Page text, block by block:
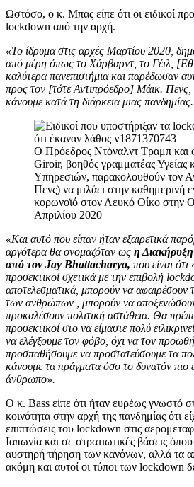
Ωστόσο, ο κ. Μπας είπε ότι οι ειδικοί
lockdown από την αρχή.
«Το ίδρυμα στις αρχές Μαρτίου 2020,
από μέρη όπως το Χάρβαρντ, το Γέιλ,
καλύτερα πανεπιστήμια και παρέδωσαν
προς τον [τότε Αντιπρόεδρο] Μάικ. Πενς,
κάνουμε κατά τη διάρκεια μιας πανδημίας.
Ο Πρόεδρος Ντόναλντ Τραμπ και
Giroir, βοηθός γραμματέας Υγείας
Υπηρεσιών, παρακολουθούν τον
Πενς) να μιλάει στην καθημερινή
κορωνοϊό στον Λευκό Οίκο στην
Απριλίου 2020
«Και αυτό που είπαν ήταν εξαιρετικά
αργότερα θα ονομαζόταν ως η
από τον Jay Bhattacharya, που είναι
προσεκτικοί σχετικά με την επιβολή
αποτελεσματικά, μπορούν να αφαιρέσουν
των ανθρώπων , μπορούν να
προκαλέσουν πολιτική αστάθεια. Θα
προσεκτικοί στο να είμαστε πολύ
να ελέγξουμε τον φόβο, όχι να τον
προσπαθήσουμε να προστατεύσουμε τα
κάνουμε τα πράγματα όσο το δυνατόν πιο
άνθρωπο».
Ο κ. Bass είπε ότι ήταν ευρέως γνωστό
κοινότητα στην αρχή της πανδημίας ότι
επιπτώσεις του lockdown στις
Ιαπωνία και σε στρατιωτικές βάσεις
αυστηρή τήρηση των κανόνων, αλλά τα
ακόμη και αυτοί οι τύποι των lockdown